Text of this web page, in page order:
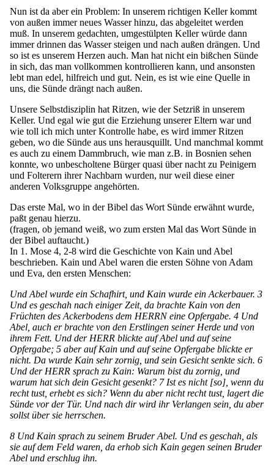
Nun ist da aber ein Problem: In unserem richtigen Keller kommt
von außen immer neues Wasser hinzu, das abgeleitet werden
muß. In unserem gedachten, umgestülpten Keller würde dann
immer drinnen das Wasser steigen und nach außen drängen. Und
so ist es unserem Herzen auch. Man hat nicht ein bißchen Sünde
in sich, das man vollkommen kontrollieren kann, und ansonsten
lebt man edel, hilfreich und gut. Nein, es ist wie eine Quelle in
uns, die Sünde drängt nach außen.
Unsere Selbstdisziplin hat Ritzen, wie der Setzriß in unserem
Keller. Und egal wie gut die Erziehung unserer Eltern war und
wie toll ich mich unter Kontrolle habe, es wird immer Ritzen
geben, wo die Sünde aus uns herausquillt. Und manchmal kommt
es auch zu einem Dammbruch, wie man z.B. in Bosnien sehen
konnte, wo unbescholtene Bürger quasi über nacht zu Peinigern
und Folterern ihrer Nachbarn wurden, nur weil diese einer
anderen Volksgruppe angehörten.
Das erste Mal, wo in der Bibel das Wort Sünde erwähnt wurde,
paßt genau hierzu.
(fragen, ob jemand weiß, wo zum ersten Mal das Wort Sünde in
der Bibel auftaucht.)
In 1. Mose 4, 2-8 wird die Geschichte von Kain und Abel
beschrieben. Kain und Abel waren die ersten Söhne von Adam
und Eva, den ersten Menschen:
Und Abel wurde ein Schafhirt, und Kain wurde ein Ackerbauer. 3
Und es geschah nach einiger Zeit, da brachte Kain von den
Früchten des Ackerbodens dem HERRN eine Opfergabe. 4 Und
Abel, auch er brachte von den Erstlingen seiner Herde und von
ihrem Fett. Und der HERR blickte auf Abel und auf seine
Opfergabe; 5 aber auf Kain und auf seine Opfergabe blickte er
nicht. Da wurde Kain sehr zornig, und sein Gesicht senkte sich. 6
Und der HERR sprach zu Kain: Warum bist du zornig, und
warum hat sich dein Gesicht gesenkt? 7 Ist es nicht [so], wenn du
recht tust, erhebt es sich? Wenn du aber nicht recht tust, lagert die
Sünde vor der Tür. Und nach dir wird ihr Verlangen sein, du aber
sollst über sie herrschen.
8 Und Kain sprach zu seinem Bruder Abel. Und es geschah, als
sie auf dem Feld waren, da erhob sich Kain gegen seinen Bruder
Abel und erschlug ihn.